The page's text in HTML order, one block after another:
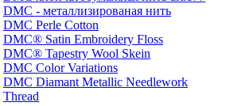
DMC - металлизированая нить
DMC Perle Cotton
DMC® Satin Embroidery Floss
DMC® Tapestry Wool Skein
DMC Color Variations
DMC Diamant Metallic Needlework
Thread